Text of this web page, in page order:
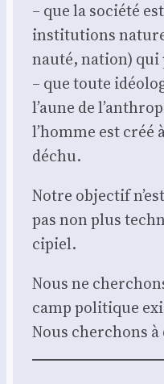
– que la socié­té
ins­ti­tu­tions
nau­té, nation) qui
– que toute
l’aune de
l’homme est créé
déchu.
Notre objec­tif
pas non plus
ci­piel.
Nous ne
camp poli­tique
Nous cher­chons